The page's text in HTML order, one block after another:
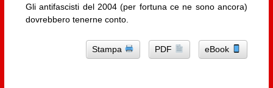
Gli antifascisti del 2004 (per fortuna ce ne sono ancora)
dovrebbero tenerne conto.
Stampa PDF eBook